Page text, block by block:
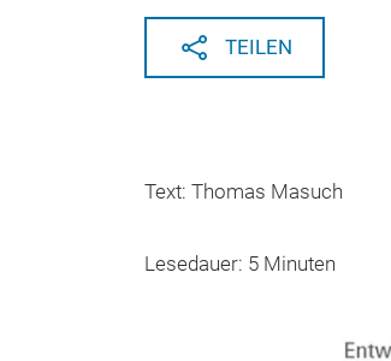
TEILEN
Text: Thomas Masuch
Lesedauer: 5 Minuten